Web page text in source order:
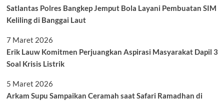
Satlantas Polres Bangkep Jemput Bola Layani Pembuatan SIM
Keliling di Banggai Laut
7 Maret 2026
Erik Lauw Komitmen Perjuangkan Aspirasi Masyarakat Dapil 3
Soal Krisis Listrik
5 Maret 2026
Arkam Supu Sampaikan Ceramah saat Safari Ramadhan di